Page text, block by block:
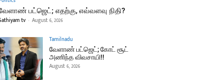
பட்ஜெட்; எதற்கு, எவ்வளவு நிதி?
tv - August 6, 2026
Tamilnadu
வேளாண் பட்ஜெட்; கோட் சூட்
அணிந்த விவசாயி!!
August 6, 2026